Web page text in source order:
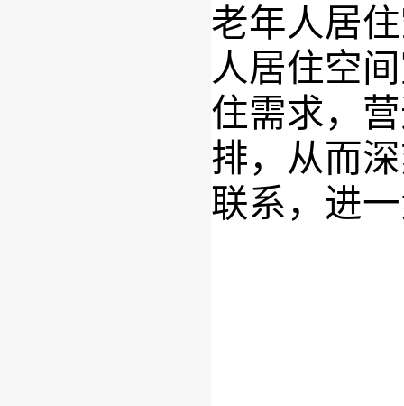
老年人居
人居住空
住需求，
排， 从而
联系，进